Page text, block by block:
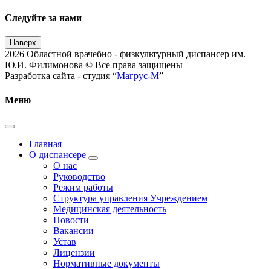
Следуйте за нами
Наверх
2026 Областной врачебно - физкультурный диспансер им.
Ю.И. Филимонова © Все права защищены
Разработка сайта - студия “Магрус-М”
Меню
Главная
О диспансере
О нас
Руководство
Режим работы
Структура управления Учреждением
Медицинская деятельность
Новости
Вакансии
Устав
Лицензии
Нормативные документы